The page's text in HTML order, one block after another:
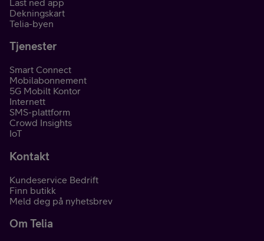
Last ned app
Dekningskart
Telia-byen
Tjenester
Smart Connect
Mobilabonnement
5G Mobilt Kontor
Internett
SMS-plattform
Crowd Insights
IoT
Kontakt
Kundeservice Bedrift
Finn butikk
Meld deg på nyhetsbrev
Om Telia